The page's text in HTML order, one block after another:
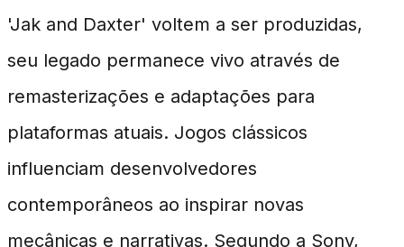
'Jak and Daxter' voltem a ser produzidas,
seu legado permanece vivo através de
remasterizações e adaptações para
plataformas atuais. Jogos clássicos
influenciam desenvolvedores
contemporâneos ao inspirar novas
mecânicas e narrativas. Segundo a Sony,